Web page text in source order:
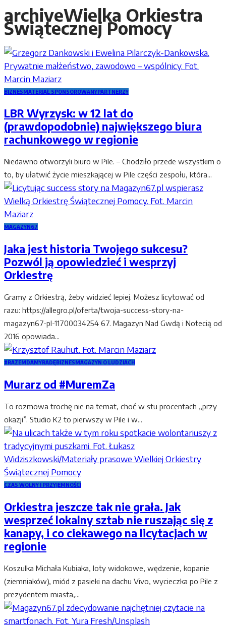
archiveWielka Orkiestra
Świątecznej Pomocy
BIZNESMATERIAŁ SPONSOROWANYPARTNERZY
LBR Wyrzysk: w 12 lat do
(prawdopodobnie) największego biura
rachunkowego w regionie
Niedawno otworzyli biuro w Pile. – Chodziło przede wszystkim o
to, by ułatwić życie mieszkającej w Pile części zespołu, która...
MAGAZYN67
Jaka jest historia Twojego sukcesu?
Pozwól ją opowiedzieć i wesprzyj
Orkiestrę
Gramy z Orkiestrą, żeby widzieć lepiej. Możesz licytować od
razu: https://allegro.pl/oferta/twoja-success-story-na-
magazyn67-pl-11700034254 67. Magazyn Nad Gwdą i Notecią od
2016 opowiada...
#RAZEMDAMYRADĘBIZNESMAGAZYN O LUDZIACH
Murarz od #MuremZa
To rozmowa trochę nie na temat, choć w stu procentach „przy
okazji”. Studio K2 to pierwszy w Pile i w...
CZAS WOLNY I PRZYJEMNOŚCI
Orkiestra jeszcze tak nie grała. Jak
wesprzeć lokalny sztab nie ruszając się z
kanapy, i co ciekawego na licytacjach w
regionie
Koszulka Michała Kubiaka, loty widokowe, wędzenie, kopanie
(ziemniaków), miód z pasieki na dachu Vivo, wycieczka po Pile z
prezydentem miasta,...